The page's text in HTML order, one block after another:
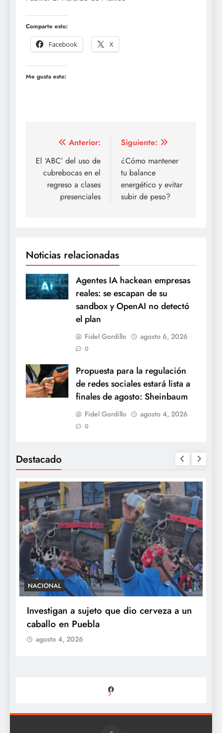
Comparte esto:
Facebook
X
Me gusta esto:
Navegación
de
entradas
Anterior:
El ‘ABC’ del uso de
cubrebocas en el
regreso a clases
presenciales
Siguiente:
¿Cómo mantener
tu balance
energético y evitar
subir de peso?
Noticias relacionadas
Agentes IA hackean empresas
reales: se escapan de su
sandbox y OpenAI no detectó
el plan
Fidel Gordillo agosto 6, 2026
0
Propuesta para la regulación
de redes sociales estará lista a
finales de agosto: Sheinbaum
Fidel Gordillo agosto 4, 2026
0
Destacado
NACIONAL
Investigan a sujeto que dio cerveza a un
caballo en Puebla
agosto 4, 2026